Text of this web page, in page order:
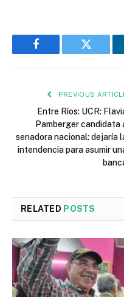
Facebook Twitter
PREVIOUS
Entre Ríos: UCR:
Pamberger candidata
senadora nacional: dejaría
intendencia para asumir
RELATED POSTS